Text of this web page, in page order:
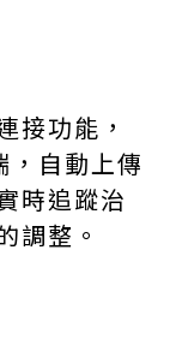
接功能，
自動上傳
時追蹤治
調整。